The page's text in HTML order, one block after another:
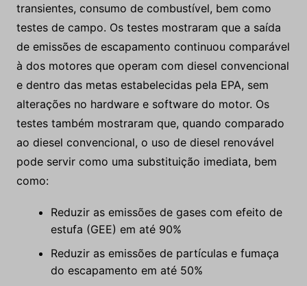
transientes, consumo de combustível, bem como
testes de campo. Os testes mostraram que a saída
de emissões de escapamento continuou comparável
à dos motores que operam com diesel convencional
e dentro das metas estabelecidas pela EPA, sem
alterações no hardware e software do motor. Os
testes também mostraram que, quando comparado
ao diesel convencional, o uso de diesel renovável
pode servir como uma substituição imediata, bem
como:
Reduzir as emissões de gases com efeito de
estufa (GEE) em até 90%
Reduzir as emissões de partículas e fumaça
do escapamento em até 50%